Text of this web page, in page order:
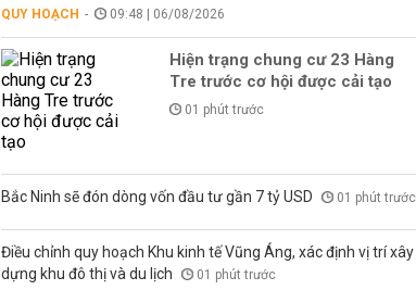
QUY HOẠCH 09:48 | 06/08/2026
Hiện trạng chung cư 23 Hàng
Tre trước cơ hội được cải tạo
01 phút trước
Bắc Ninh sẽ đón dòng vốn đầu tư gần 7 tỷ USD 01 phút trước
Điều chỉnh quy hoạch Khu kinh tế Vũng Áng, xác định vị trí xây
dựng khu đô thị và du lịch
01 phút trước